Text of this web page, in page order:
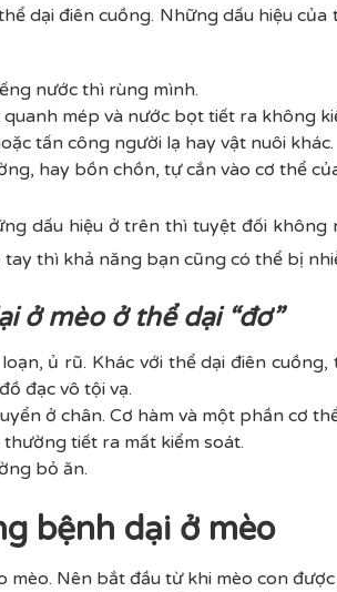
dại điên cuồng. Những dấu hiệu
nước thì rùng mình.
mép và nước bọt tiết ra không
tấn công người lạ hay vật nuôi khác.
hay bồn chồn, tự cắn vào cơ thể
dấu hiệu ở trên thì tuyệt đối không
thì khả năng bạn cũng có thể bị
ở mèo ở thể dại “đơ”
ủ rũ. Khác với thể dại điên
đạc vô tội vạ.
ở chân. Cơ hàm và một phần cơ
tiết ra mất kiểm soát.
bỏ ăn.
bệnh dại ở mèo
mèo. Nên bắt đầu từ khi mèo con